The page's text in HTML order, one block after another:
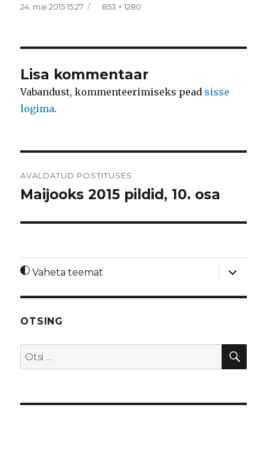
Postitatud
24. mai 2015 15:27 Täissuurus
853 × 1280
Lisa kommentaar
Vabandust, kommenteerimiseks pead sisse
logima.
AVALDATUD POSTITUSES
Maijooks 2015 pildid, 10. osa
Vaheta teemat
laienda
OTSING
Otsi: